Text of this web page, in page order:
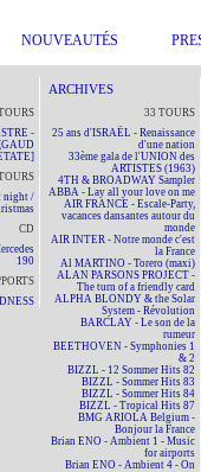
NOUVEAUTÉS
-
night /
CD
190
ARCHIVES
33 TOURS
25 ans d'ISRAËL - Renaissance
d'une nation
33ème gala de l'UNION des
ARTISTES (1963)
4TH & BROADWAY Sampler
ABBA - Lay all your love on me
AIR FRANCE - Escale-Party,
vacances dansantes autour du
monde
AIR INTER - Notre monde c'est
la France
Al MARTINO - Torero (maxi)
ALAN PARSONS PROJECT -
The turn of a friendly card
ALPHA BLONDY & the Solar
System - Révolution
BARCLAY - Le son de la
rumeur
BEETHOVEN - Symphonies 1
& 2
BIZZL - 12 Sommer Hits 82
BIZZL - Sommer Hits 83
BIZZL - Sommer Hits 84
BIZZL - Tropical Hits 87
BMG ARIOLA Belgium -
Bonjour la France
Brian ENO - Ambient 1 - Music
for airports
Brian ENO - Ambient 4 - On